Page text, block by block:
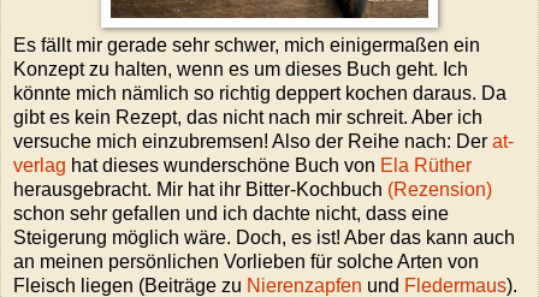
Es fällt mir gerade sehr schwer, mich einigermaßen ein
Konzept zu halten, wenn es um dieses Buch geht. Ich
könnte mich nämlich so richtig deppert kochen daraus. Da
gibt es kein Rezept, das nicht nach mir schreit. Aber ich
versuche mich einzubremsen! Also der Reihe nach: Der at-
verlag hat dieses wunderschöne Buch von Ela Rüther
herausgebracht. Mir hat ihr Bitter-Kochbuch (Rezension)
schon sehr gefallen und ich dachte nicht, dass eine
Steigerung möglich wäre. Doch, es ist! Aber das kann auch
an meinen persönlichen Vorlieben für solche Arten von
Fleisch liegen (Beiträge zu Nierenzapfen und Fledermaus).